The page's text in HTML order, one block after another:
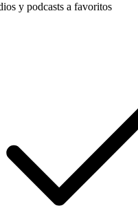
y podcasts a favoritos